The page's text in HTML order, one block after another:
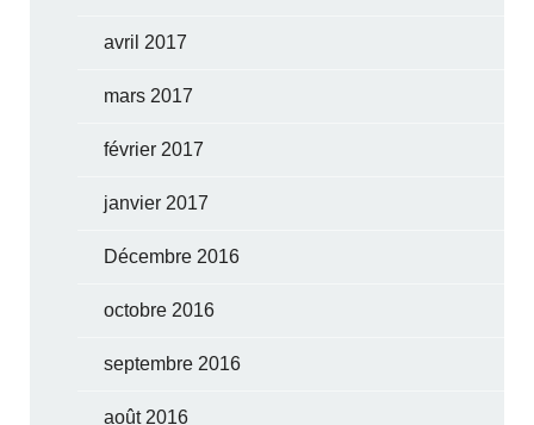
avril 2017
mars 2017
février 2017
janvier 2017
Décembre 2016
octobre 2016
septembre 2016
août 2016